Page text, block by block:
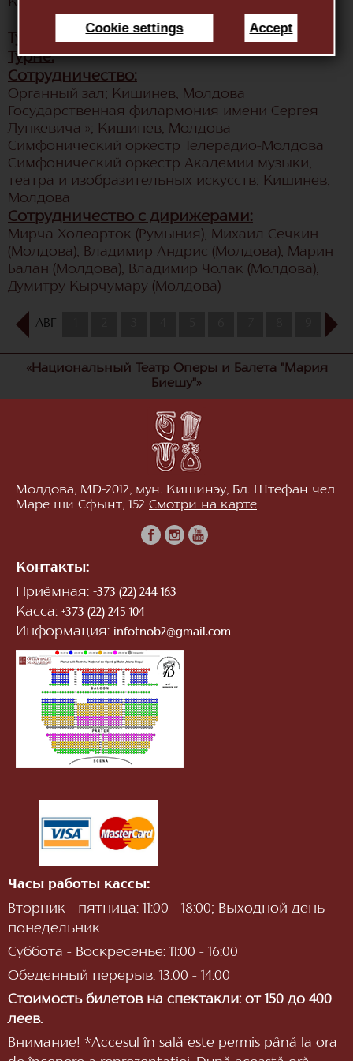
Cookie settings Accept
Каролина в опере «Тайный брак»
Турне и сотрудничество:
Турне:
Сотрудничество:
Органный зал; Кишинев, Молдова
Государственная филармония имени Сергея
Лункевича »; Кишинев, Молдова
Симфонический оркестр Телерадио-Молдова
Симфонический оркестр Академии музыки,
театра и изобразительных искусств; Кишинев,
Молдова
Сотрудничество с дирижерами:
Мирча Холеарток (Румыния), Михаил Сечкин
(Молдова), Владимир Андрис (Молдова), Марин
Балан (Молдова), Владимир Чолак (Молдова),
Думитру Кырчумару (Молдова)
АВГ 10
«Национальный Театр Оперы и Балета "Мария
Биешу"»
Молдова, MD-2012, мун. Кишинэу, Бд. Штефан чел
Маре ши Сфынт, 152 Смотри на карте
Контакты:
Приёмная: +373 (22) 244 163
Касса: +373 (22) 245 104
Информация: infotnob2@gmail.com
Часы работы кассы:
Вторник - пятница: 11:00 - 18:00; Выходной день -
понедельник
Суббота - Воскресенье: 11:00 - 16:00
Обеденный перерыв: 13:00 - 14:00
Стоимость билетов на спектакли: от 150 до 400
леев.
Внимание! *Accesul în sală este permis până la ora